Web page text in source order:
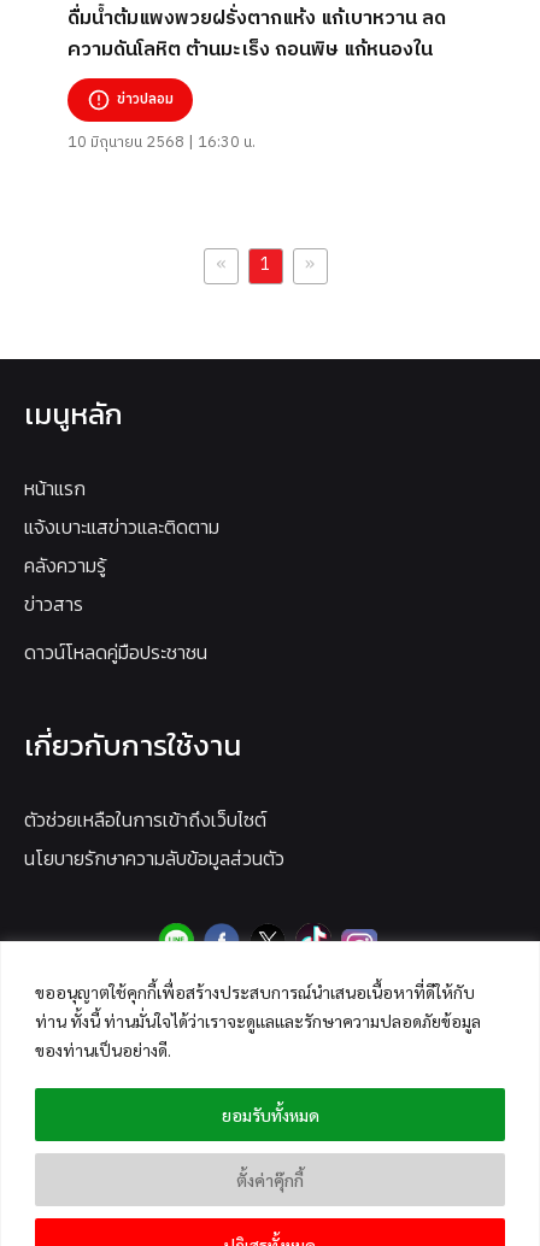
ขออนุญาตใช้คุกกี้เพื่อสร้างประสบการณ์นำเสนอเนื้อหาที่ดีให้กับ
ท่าน ทั้งนี้ ท่านมั่นใจได้ว่าเราจะดูแลและรักษาความปลอดภัยข้อมูล
ของท่านเป็นอย่างดี.
ตั้งค่าคุ๊กกี้
ยอมรับทั้งหมด
ดื่มน้ำต้มแพงพวยฝรั่งตากแห้ง แก้เบาหวาน ลด
ความดันโลหิต ต้านมะเร็ง ถอนพิษ แก้หนองใน
ข่าวปลอม
10 มิถุนายน 2568 | 16:30 น.
« 1 »
เมนูหลัก
หน้าแรก
แจ้งเบาะแสข่าวและติดตาม
คลังความรู้
ข่าวสาร
ดาวน์โหลดคู่มือประชาชน
เกี่ยวกับการใช้งาน
ตัวช่วยเหลือในการเข้าถึงเว็บไซต์
นโยบายรักษาความลับข้อมูลส่วนตัว